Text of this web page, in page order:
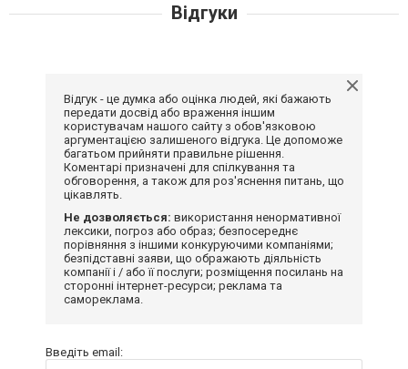
Відгуки
Відгук - це думка або оцінка людей, які бажають
передати досвід або враження іншим
користувачам нашого сайту з обов'язковою
аргументацією залишеного відгука. Це допоможе
багатьом прийняти правильне рішення.
Коментарі призначені для спілкування та
обговорення, а також для роз'яснення питань, що
цікавлять.
Не дозволяється: використання ненормативної
лексики, погроз або образ; безпосереднє
порівняння з іншими конкуруючими компаніями;
безпідставні заяви, що ображають діяльність
компанії і / або її послуги; розміщення посилань на
сторонні інтернет-ресурси; реклама та
самореклама.
Введіть email: